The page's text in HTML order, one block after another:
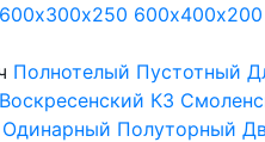
600х300х250 600х400х200
Полнотелый Пустотный
Воскресенский КЗ
Одинарный Полуторный